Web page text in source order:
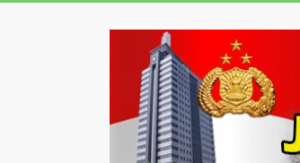
polisijaksel
Presisi